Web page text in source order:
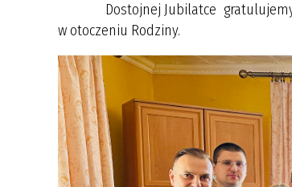
Dostojnej Jubilatce gratulujemy
w otoczeniu Rodziny.